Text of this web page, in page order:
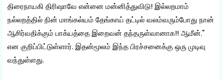
திரைநாயகி திரிஷாவே என்னை மன்னித்துவிடு! இல்லறமாம்
நல்லறத்தில் நின் மாங்கல்யம் தேங்காய் தட்டில் வலம்வரும்போது நான்
ஆசிர்வதிக்கும் பாக்யத்தை இறைவன் தந்தருள்வானாக!! ஆமீன்."
என குறிப்பிட்டுள்ளார். இதன்மூலம் இந்த பிரச்சனைக்கு ஒரு முடிவு
வந்துள்ளது.